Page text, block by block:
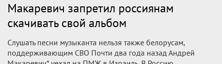
Макаревич запретил россиянам
скачивать свой альбом
Слушать песни музыканта нельзя также белорусам,
поддерживающим СВО Почти два года назад Андрей